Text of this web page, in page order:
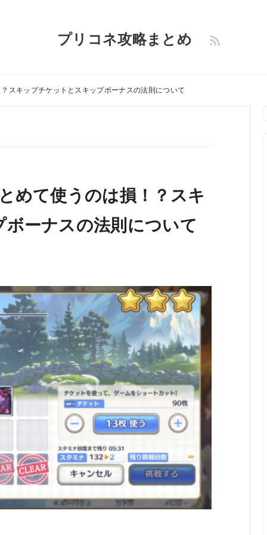
プリコネ攻略まとめ
スキップチケットとスキップボーナスの法則について
めて使うのは損！？スキ
ーナスの法則について